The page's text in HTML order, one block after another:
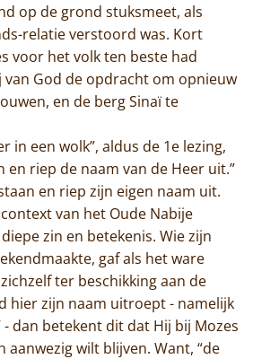
op de grond stuksmeet, als
relatie verstoord was. Kort
voor het volk ten beste had
van God de opdracht om opnieuw
en de berg Sinaï te
in een wolk”, aldus de 1e lezing,
en riep de naam van de Heer uit.”
en riep zijn eigen naam uit.
van het Oude Nabije
zin en betekenis. Wie zijn
gaf als het ware
ter beschikking aan de
hier zijn naam uitroept - namelijk
- dan betekent dit dat Hij bij Mozes
aanwezig wilt blijven. Want, “de